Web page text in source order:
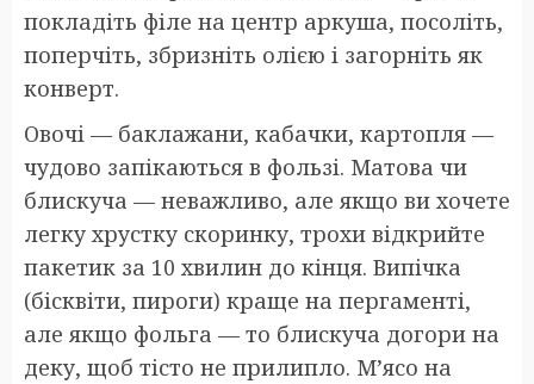
покладіть філе на центр аркуша, посоліть,
поперчіть, збризніть олією і загорніть як
конверт.
Овочі — баклажани, кабачки, картопля —
чудово запікаються в фользі. Матова чи
блискуча — неважливо, але якщо ви хочете
легку хрустку скоринку, трохи відкрийте
пакетик за 10 хвилин до кінця. Випічка
(бісквіти, пироги) краще на пергаменті,
але якщо фольга — то блискуча догори на
деку, щоб тісто не прилипло. М’ясо на